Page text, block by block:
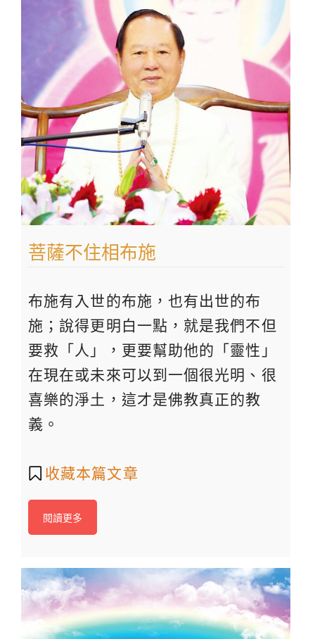
菩薩不住相布施
布施有入世的布施，也有出世的布
施；說得更明白一點，就是我們不但
要救「人」，更要幫助他的「靈性」
在現在或未來可以到一個很光明、很
喜樂的淨土，這才是佛教真正的教
義。
收藏本篇文章
閱讀更多